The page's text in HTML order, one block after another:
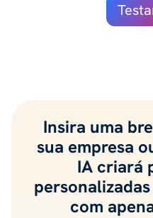
Insira uma
sua empresa
IA criará
com